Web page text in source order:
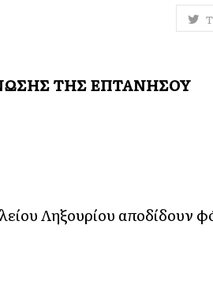
ΤΗΣ ΕΠΤΑΝΗΣΟΥ
Ληξουρίου αποδίδουν